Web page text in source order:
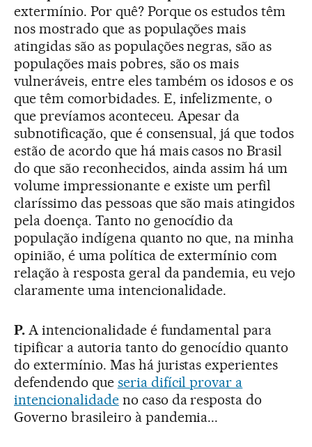
extermínio. Por quê? Porque os estudos têm
nos mostrado que as populações mais
atingidas são as populações negras, são as
populações mais pobres, são os mais
vulneráveis, entre eles também os idosos e os
que têm comorbidades. E, infelizmente, o
que prevíamos aconteceu. Apesar da
subnotificação, que é consensual, já que todos
estão de acordo que há mais casos no Brasil
do que são reconhecidos, ainda assim há um
volume impressionante e existe um perfil
claríssimo das pessoas que são mais atingidos
pela doença. Tanto no genocídio da
população indígena quanto no que, na minha
opinião, é uma política de extermínio com
relação à resposta geral da pandemia, eu vejo
claramente uma intencionalidade.
P. A intencionalidade é fundamental para
tipificar a autoria tanto do genocídio quanto
do extermínio. Mas há juristas experientes
defendendo que seria difícil provar a
intencionalidadeno caso da resposta do
Governo brasileiro à pandemia...